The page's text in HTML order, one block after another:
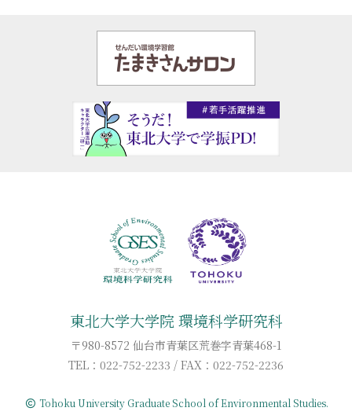
東北大学大学院 環境科学研究科
〒980-8572 仙台市青葉区荒巻字青葉468-1
TEL：022-752-2233 / FAX：022-752-2236
Tohoku University Graduate School of Environmental Studies.